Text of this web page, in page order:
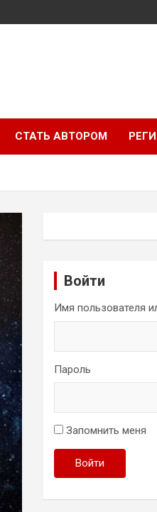
СТАТЬ АВТОРОМ
Войти
Имя пользователя
Пароль
Запомнить меня
Войти